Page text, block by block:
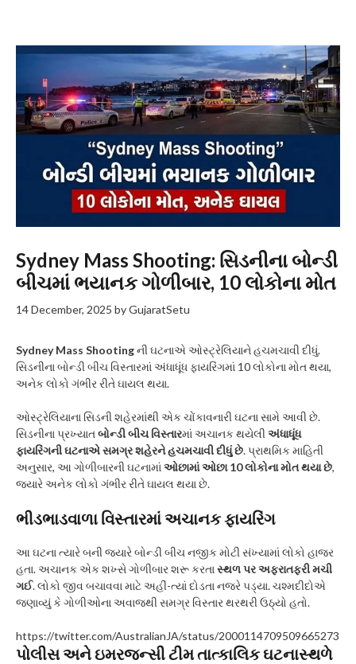
Sydney Mass Shooting: સિડનીના બોન્ડી
બીચમાં ભયાનક ગોળીબાર, 10 લોકોના મોત
14 December, 2025 byGujaratSetu
Sydney Mass Shootingની ઘટનાએ ઓસ્ટ્રેલિયાને હચમચાવી દીધું.
સિડનીના બોન્ડી બીચ વિસ્તારમાં અંધાધૂંધ ફાયરિંગમાં 10 લોકોના મોત થયા,
અનેક લોકો ગંભીર રીતે ઘાયલ થયા.
ઓસ્ટ્રેલિયાના સિડની શહેરમાંથી એક ચોંકાવનારી ઘટના સામે આવી છે.
સિડનીના પ્રખ્યાત બોન્ડી બીચ વિસ્તારમાં અચાનક થયેલી અંધાધૂંધ
ફાયરિંગની ઘટનાએ સમગ્ર શહેરને હચમચાવી દીધું છે. પ્રાથમિક માહિતી
અનુસાર, આ ગોળીબારની ઘટનામાં ઓછામાં ઓછા 10 લોકોના મોત થયા છે,
જ્યારે અનેક લોકો ગંભીર રીતે ઘાયલ થયા છે.
ભીડભાડવાળા વિસ્તારમાં અચાનક ફાયરિંગ
આ ઘટના ત્યારે બની જ્યારે બોન્ડી બીચ નજીક મોટી સંખ્યામાં લોકો હાજર
હતા. અચાનક એક શખ્સે ગોળીબાર શરૂ કરતા સ્થળ પર અફરાતફરી મચી
ગઈ. લોકો જીવ બચાવવા માટે અહીં-ત્યાં દોડતા નજરે પડ્યા. ચશ્મદીદોએ
જણાવ્યું કે ગોળીઓના અવાજથી સમગ્ર વિસ્તાર થરથરી ઉઠ્યો હતો.
https://twitter.com/AustralianJA/status/2000114709509665273
પોલીસ અને ઇમરજન્સી ટીમ તાત્કાલિક ઘટનાસ્થળે